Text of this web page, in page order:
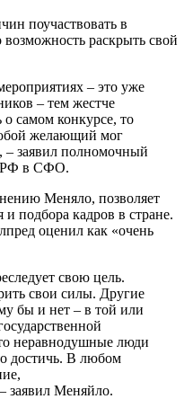
поучаствовать в
раскрыть свой
– это уже
– тем жестче
о самом конкурсе, то
желающий мог
– заявил полномочный
РФ в СФО.
Меняло, позволяет
и подбора кадров в стране.
оценил как «очень
свою цель.
свои силы. Другие
бы и нет – в той или
неравнодушные люди
достичь. В любом
заявил Меняйло.